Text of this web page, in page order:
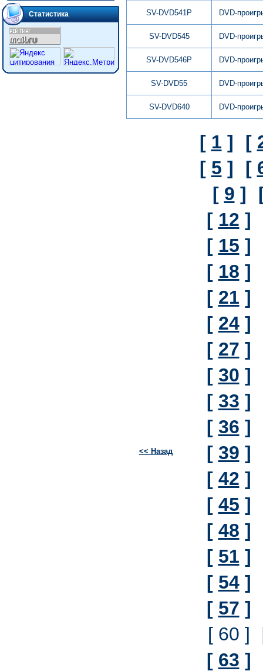
Статистика SV-DVD541P DVD-
SV-DVD545 DVD-
SV-DVD546P DVD-
SV-DVD55 DVD-
SV-DVD640 DVD-
<< Назад
[ 1 ] [
[ 5 ] [
[ 9 ]
[ 12 ]
[ 15 ]
[ 18 ]
[ 21 ]
[ 24]
[ 27 ]
[ 30 ]
[ 33 ]
[ 36 ]
[ 39 ]
[ 42 ]
[ 45 ]
[ 48 ]
[ 51 ]
[ 54]
[ 57 ]
[ 60 ]
[ 63 ]